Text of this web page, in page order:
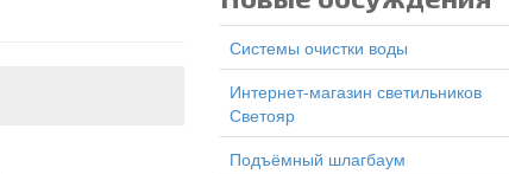
Системы очистки воды
Интернет-магазин светильников
Светояр
подъёмный шлагбаум